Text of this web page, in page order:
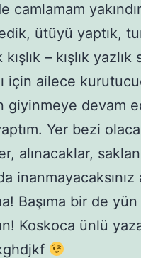
camlamam
ütüyü yaptık,
kışlık – kışlık
için ailece
giyinmeye devam
Yer bezi
alınacaklar,
Başıma bir de
Koskoca ünlü